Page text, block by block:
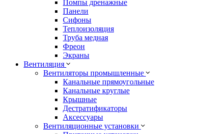
Помпы дренажные
Панели
Сифоны
Теплоизоляция
Труба медная
Фреон
Экраны
Вентиляция
Вентиляторы промышленные
Канальные прямоугольные
Канальные круглые
Крышные
Дестратификаторы
Аксессуары
Вентиляционные установки